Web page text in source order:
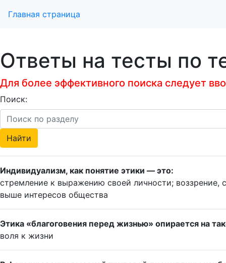
Главная страница
Ответы на тесты по
Для более эффективного поиска следует
Поиск:
Индивидуализм, как понятие этики — это:
стремление к выражению своей личности; воззрение,
выше интересов общества
Этика «благоговения перед жизнью» опирается на
воля к жизни